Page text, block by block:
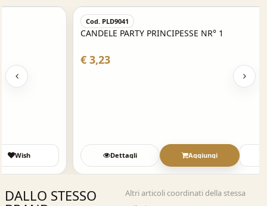
CANDELE PARTY PRINCIPESSE NR° 1
Aggiungi Wish
DALLO STESSO
Altri articoli coordinati della stessa